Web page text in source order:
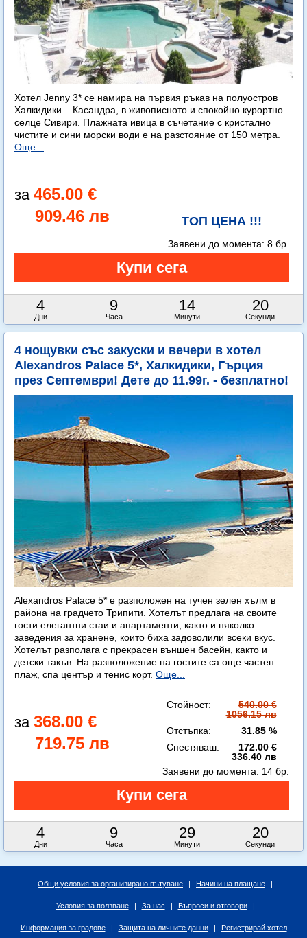
Хотел Jenny 3* се намира на първия ръкав на полуостров
Халкидики – Касандра, в живописното и спокойно курортно
селце Сивири. Плажната ивица в съчетание с кристално
чистите и сини морски води е на разстояние от 150 метра.
Още...
465.00 €
909.46 лв
ТОП ЦЕНА !!!
4
Дни
9
Часа
14
Минути
19
Секунди
Заявени до момента: 8 бр.
4 нощувки със закуски и вечери в хотел
Alexandros Palace 5*, Халкидики, Гърция
през Септември! Дете до 11.99г. - безплатно!
Alexandros Palace 5* e разположен на тучен зелен хълм в
района на градчето Трипити. Хотелът предлага на своите
гости елегантни стаи и апартаменти, както и няколко
заведения за хранене, които биха задоволили всеки вкус.
Хотелът разполага с прекрасен външен басейн, както и
детски такъв. На разположение на гостите са още частен
плаж, спа център и тенис корт. Още...
368.00 €
719.75 лв
Стойност:
540.00 €
1056.15 лв
Отстъпка:
31.85 %
Спестяваш:
172.00 €
336.40 лв
4
Дни
9
Часа
29
Минути
19
Секунди
Заявени до момента: 14 бр.
Общи условия за организирано пътуване | Начини на плащане |
Условия за ползване | За нас | Въпроси и отговори |
Информация за градове | Защита на личните данни | Регистрирай хотел